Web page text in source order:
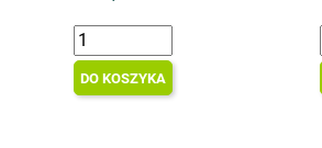
DO KOSZYKA